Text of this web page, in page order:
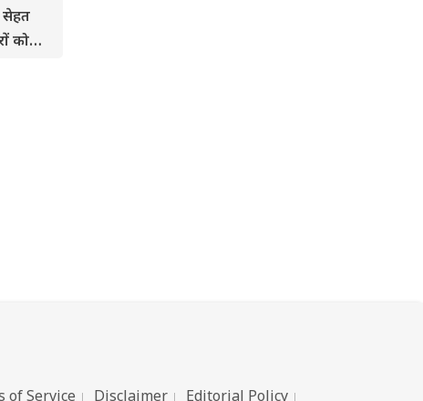
सेहत
को
of Service Disclaimer Editorial Policy